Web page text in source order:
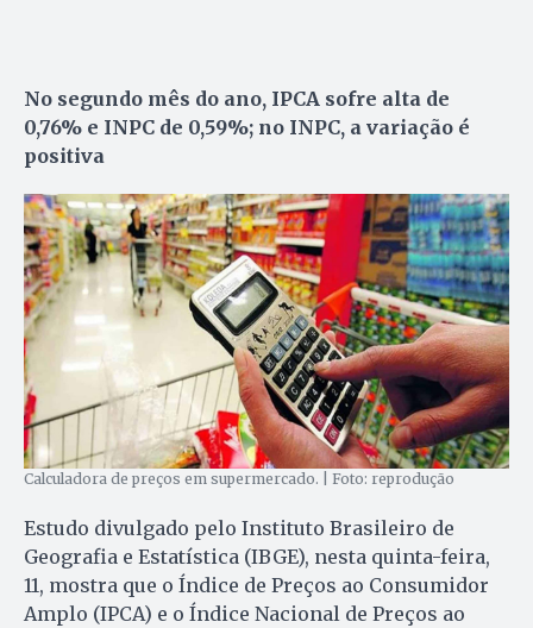
No segundo mês do ano, IPCA sofre alta de
0,76% e INPC de 0,59%; no INPC, a variação é
positiva
Calculadora de preços em supermercado. | Foto: reprodução
Estudo divulgado pelo Instituto Brasileiro de
Geografia e Estatística (IBGE), nesta quinta-feira,
11, mostra que o Índice de Preços ao Consumidor
Amplo (IPCA) e o Índice Nacional de Preços ao